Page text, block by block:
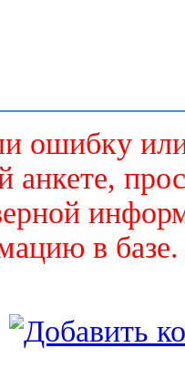
ошибку
в базе.